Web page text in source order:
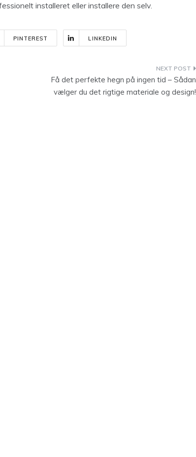
installeret eller installere den selv.
PINTEREST LINKEDIN
Få det perfekte hegn på ingen tid – Sådan
vælger du det rigtige materiale og design!